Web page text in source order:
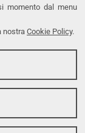
momento dal menu
nostra Cookie Policy.